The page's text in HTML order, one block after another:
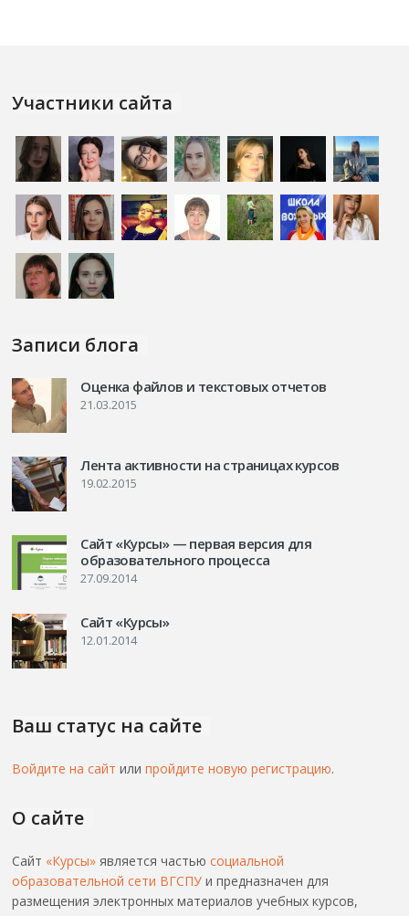
Участники сайта
Записи блога
Оценка файлов и текстовых отчетов
21.03.2015
Лента активности на страницах курсов
19.02.2015
Сайт «Курсы» — первая версия для
образовательного процесса
27.09.2014
Сайт «Курсы»
12.01.2014
Ваш статус на сайте
Войдите на сайт илипройдите новую регистрацию.
О сайте
Сайт «Курсы» является частьюсоциальной
образовательной сети ВГСПУ и предназначен для
размещения электронных материалов учебных курсов,